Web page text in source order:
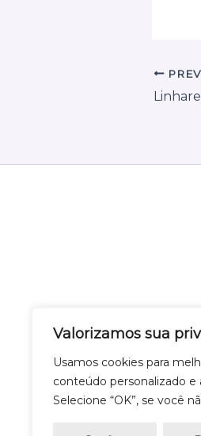
Valorizamos sua
Usamos cookies para
conteúdo personalizado e
Selecione “OK”, se você
Nota Gateway - Feito
Nota Gateway — 2011
NOTA GATEWAY